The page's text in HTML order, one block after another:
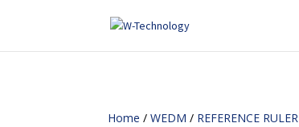
Home /WEDM / REFERENCE RULER